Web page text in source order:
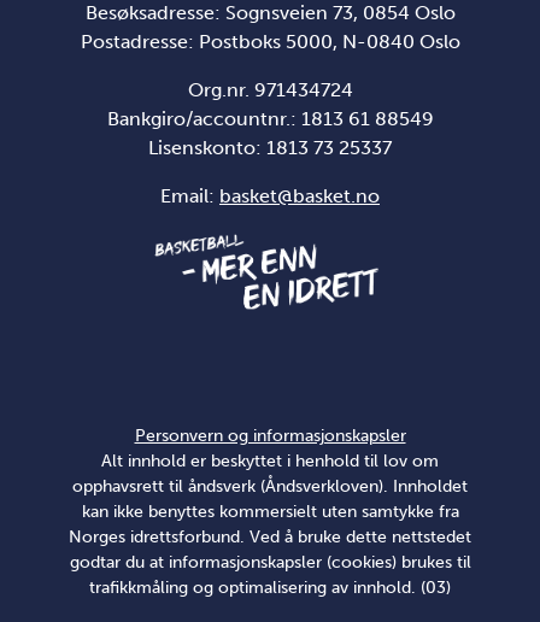
Besøksadresse: Sognsveien 73, 0854 Oslo
Postadresse: Postboks 5000, N-0840 Oslo
Org.nr. 971434724
Bankgiro/accountnr.: 1813 61 88549
Lisenskonto: 1813 73 25337
Email: basket@basket.no
Personvern og informasjonskapsler
Alt innhold er beskyttet i henhold til lov om
opphavsrett til åndsverk (Åndsverkloven). Innholdet
kan ikke benyttes kommersielt uten samtykke fra
Norges idrettsforbund. Ved å bruke dette nettstedet
godtar du at informasjonskapsler (cookies) brukes til
trafikkmåling og optimalisering av innhold. (03)